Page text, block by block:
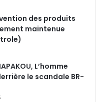
des produits
maintenue
L’homme
le scandale BR-